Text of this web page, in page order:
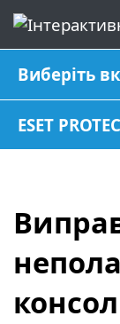
Виберіть
ESET